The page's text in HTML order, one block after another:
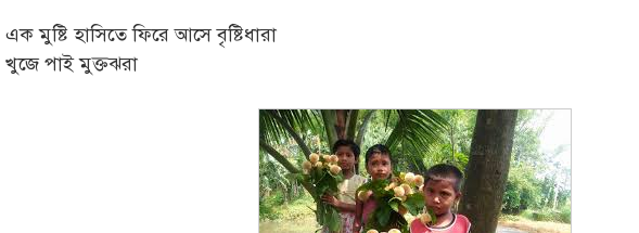
এক মুষ্টি হাসিতে ফিরে আসে বৃষ্টিধারা
খুজে পাই মুক্তঝরা